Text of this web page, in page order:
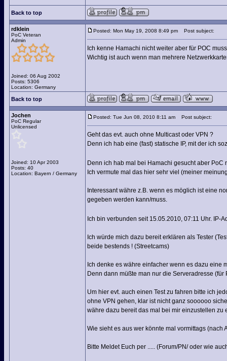
Back to top
rdklein
PoC Veteran
Admin
Joined: 06 Aug 2002
Posts: 5306
Location: Germany
Posted: Mon May 19, 2008 8:49 pm Post subject:
Ich kenne Hamachi nicht weiter aber für POC
Wichtig ist auch wenn man mehrere
Back to top
Jochen
PoC Regular
Unlicensed
Joined: 10 Apr 2003
Posts: 40
Location: Bayern / Germany
Posted: Tue Jun 08, 2010 8:11 am Post subject:
Geht das evt. auch ohne Multicast oder VPN ?
Denn ich hab eine (fast) statische IP, mit der ich
Denn ich hab mal bei Hamachi gesucht aber PoC
Ich vermute mal das hier sehr viel (meiner
Interessant währe z.B. wenn es möglich ist eine
gegeben werden kann/muss.
Ich bin verbunden seit 15.05.2010, 07:11 Uhr. IP-
Ich würde mich dazu bereit erklären als Tester
beide bestends ! (Streetcams)
Ich denke es währe einfacher wenn es dazu eine
Denn dann müßte man nur die Serveradresse
Um hier evt. auch einen Test zu fahren bitte ich
ohne VPN gehen, klar ist nicht ganz soooooo
währe dazu bereit das mal bei mir einzustellen zu
Wie sieht es aus wer könnte mal vormittags (nach
Bitte Meldet Euch per ..... (Forum/PN/ oder wie